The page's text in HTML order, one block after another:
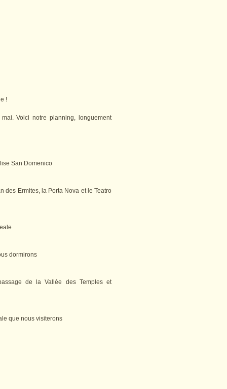
!
Voici notre planning, longuement
San Domenico
des Ermites, la Porta Nova et le Teatro
dormirons
de la Vallée des Temples et
que nous visiterons